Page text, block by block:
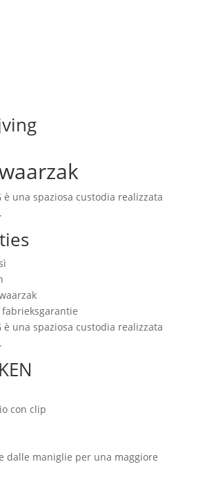
è una spaziosa custodia realizzata
è una spaziosa custodia realizzata
con clip
dalle maniglie per una maggiore